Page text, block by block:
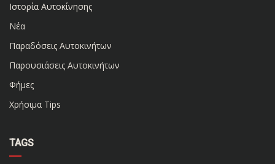
Ιστορία Αυτοκίνησης
Νέα
Παραδόσεις Αυτοκινήτων
Παρουσιάσεις Αυτοκινήτων
Φήμες
Χρήσιμα Tips
TAGS